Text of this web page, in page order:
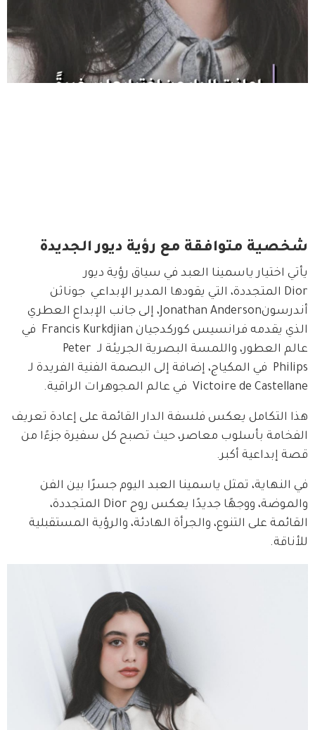
شخصية متوافقة مع رؤية ديور الجديدة
يأتي اختيار ياسمينا العبد في سياق رؤية ديور
Dior المتجددة، التي يقودها المدير الإبداعي  جوناثن
أندرسونJonathan Anderson، إلى جانب الإبداع العطري
الذي يقدمه فرانسيس كوركدجيان Francis Kurkdjian  في
عالم العطور، واللمسة البصرية الجريئة لـ Peter
Philips  في المكياج، إضافة إلى البصمة الفنية الفريدة لـ
Victoire de Castellane  في عالم المجوهرات الراقية.
هذا التكامل يعكس فلسفة الدار القائمة على إعادة تعريف
الفخامة بأسلوب معاصر، حيث تصبح كل سفيرة جزءًا من
قصة إبداعية أكبر.
في النهاية، تمثل ياسمينا العبد اليوم جسرًا بين الفن
والموضة، ووجهًا جديدًا يعكس روح Dior المتجددة،
القائمة على التنوع، والجرأة الهادئة، والرؤية المستقبلية
للأناقة.